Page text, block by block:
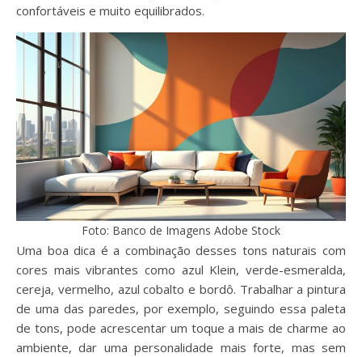
confortáveis e muito equilibrados.
Foto: Banco de Imagens Adobe Stock
Uma boa dica é a combinação desses tons naturais com
cores mais vibrantes como azul Klein, verde-esmeralda,
cereja, vermelho, azul cobalto e bordô. Trabalhar a pintura
de uma das paredes, por exemplo, seguindo essa paleta
de tons, pode acrescentar um toque a mais de charme ao
ambiente, dar uma personalidade mais forte, mas sem